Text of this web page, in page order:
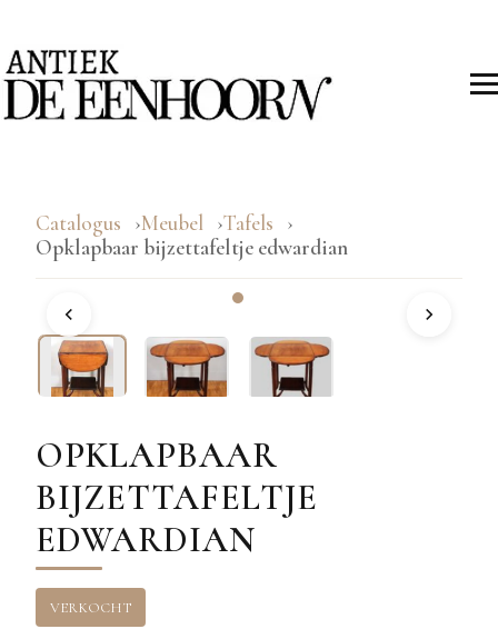
Catalogus Meubel
Tafels
Opklapbaar bijzettafeltje edwardian
OPKLAPBAAR
BIJZETTAFELTJE
EDWARDIAN
VERKOCHT